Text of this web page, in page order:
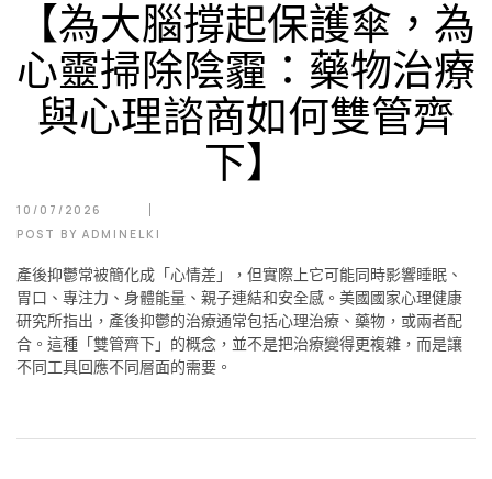
【為大腦撐起保護傘，為
心靈掃除陰霾：藥物治療
與心理諮商如何雙管齊
下】
10/07/2026
POST BY ADMINELKI
產後抑鬱常被簡化成「心情差」，但實際上它可能同時影響睡眠、
胃口、專注力、身體能量、親子連結和安全感。美國國家心理健康
研究所指出，產後抑鬱的治療通常包括心理治療、藥物，或兩者配
合。這種「雙管齊下」的概念，並不是把治療變得更複雜，而是讓
不同工具回應不同層面的需要。